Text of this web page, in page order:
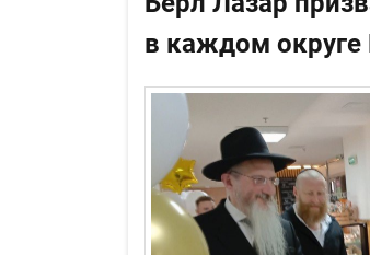
в каждом